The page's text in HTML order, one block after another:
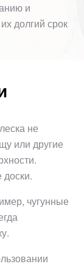
и
долгий срок
не
или другие
доски.
чугунные